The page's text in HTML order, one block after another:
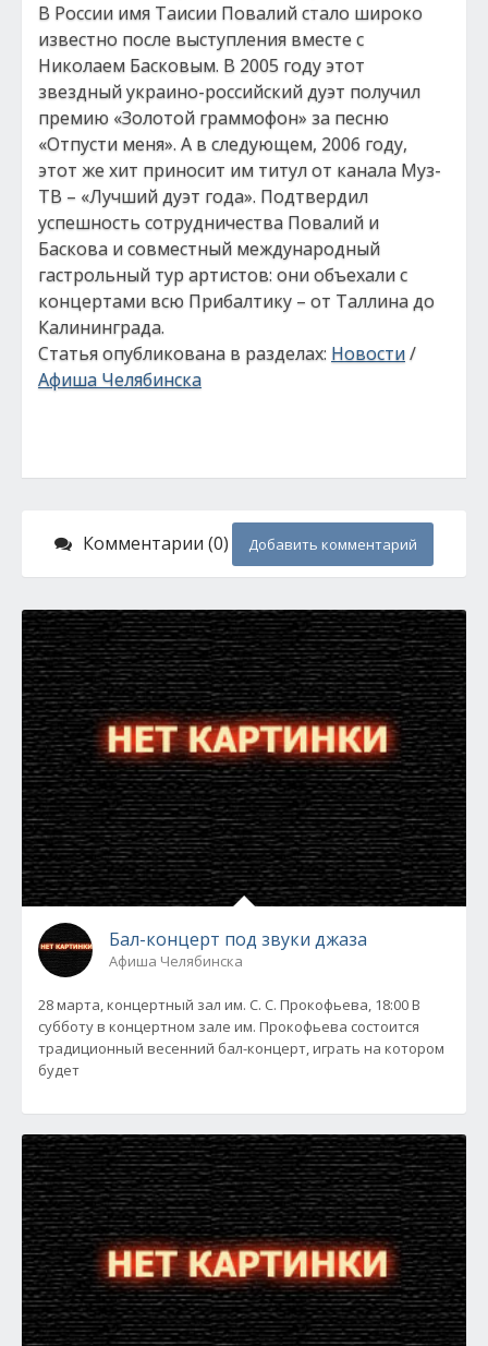
В России имя Таисии Повалий стало широко
известно после выступления вместе с
Николаем Басковым. В 2005 году этот
звездный украино-российский дуэт получил
премию «Золотой граммофон» за песню
«Отпусти меня». А в следующем, 2006 году,
этот же хит приносит им титул от канала Муз-
ТВ – «Лучший дуэт года». Подтвердил
успешность сотрудничества Повалий и
Баскова и совместный международный
гастрольный тур артистов: они объехали с
концертами всю Прибалтику – от Таллина до
Калининграда.
Статья опубликована в разделах: Новости/
Афиша Челябинска
Комментарии (0) Добавить комментарий
Бал-концерт под звуки джаза
Афиша Челябинска
28 марта, концертный зал им. С. С. Прокофьева, 18:00 В
субботу в концертном зале им. Прокофьева состоится
традиционный весенний бал-концерт, играть на котором
будет